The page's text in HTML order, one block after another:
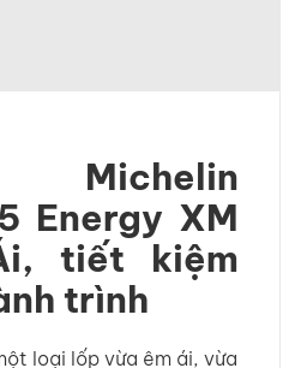
Energy XM
tiết kiệm
trình
loại lốp vừa êm ái, vừa